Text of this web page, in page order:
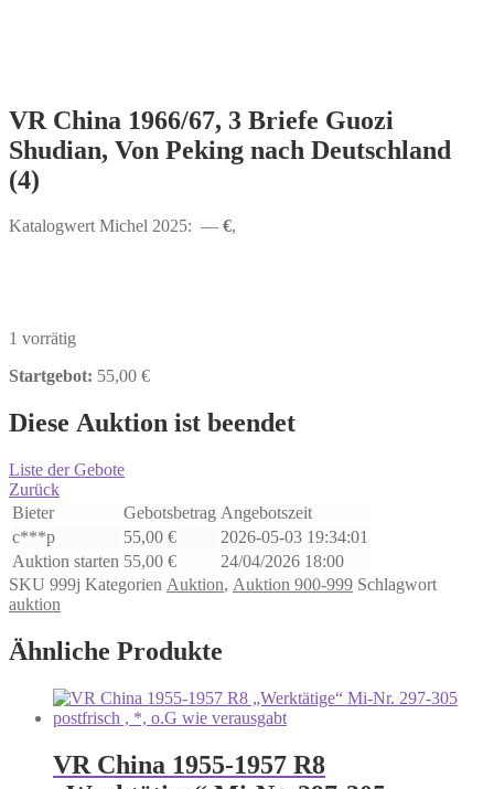
VR China 1966/67, 3 Briefe Guozi
Shudian, Von Peking nach Deutschland
(4)
Katalogwert Michel 2025: — €,
1 vorrätig
Startgebot: 55,00 €
Diese Auktion ist beendet
Liste der Gebote
Zurück
Bieter
Gebotsbetrag Angebotszeit
c***p
55,00 €
2026-05-03 19:34:01
Auktion starten 55,00 €
24/04/2026 18:00
SKU 999j Kategorien Auktion, Auktion 900-999 Schlagwort
auktion
Ähnliche Produkte
VR China 1955-1957 R8